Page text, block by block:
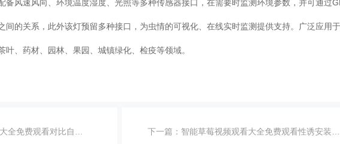
备风速风向、环境温度湿度、光照等多种传感器接口，在需要时监测环境参数，并可通过
间的关系，此外该灯预留多种接口，为虫情的可视化、在线实时监测提供支持。广泛应用
叶、药材、园林、果园、城镇绿化、检疫等领域。
清扫草莓视频观看大全免费观看的特点 下一篇： 智能草莓视频观看大全免费观看性诱安装距离的相关知识